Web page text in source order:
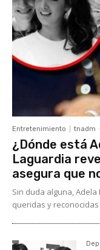
Entretenimiento tnadm -
¿Dónde está
Laguardia
asegura que
Sin duda alguna,
queridas y